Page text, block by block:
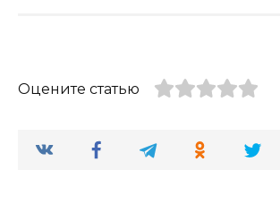
Оцените статью